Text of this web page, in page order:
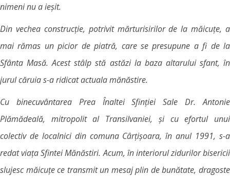
nimeni nu a ieșit.
Din vechea construcție, potrivit mărturisirilor de la măicuțe, a
mai rămas un picior de piatră, care se presupune a fi de la
Sfânta Masă. Acest stâlp stă astăzi la baza altarului sfant, în
jurul căruia s-a ridicat actuala mănăstire.
Cu binecuvântarea Prea Înaltei Sfinției Sale Dr. Antonie
Plămădeală, mitropolit al Transilvaniei, și cu efortul unui
colectiv de localnici din comuna Cârțișoara, în anul 1991, s-a
redat viața Sfintei Mănăstiri. Acum, în interiorul zidurilor bisericii
slujesc măicuțe ce transmit un mesaj plin de bunătate, dragoste